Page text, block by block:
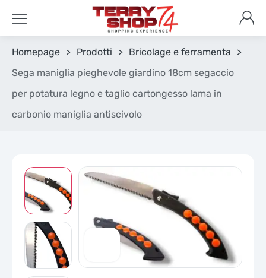
Homepage > Prodotti > Bricolage e ferramenta
>
Sega maniglia pieghevole giardino 18cm segaccio
per potatura legno e taglio cartongesso lama in
carbonio maniglia antiscivolo